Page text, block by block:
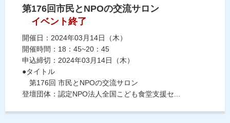
第176回市民とNPOの交流サロン
イベント終了
開催日：2024年03月14日（木）
開催時間：18：45~20：45
申込締切：2024年03月14日（木）
●タイトル
第176回 市民とNPOの交流サロン
登壇団体：認定NPO法人全国こども食堂支援セ...